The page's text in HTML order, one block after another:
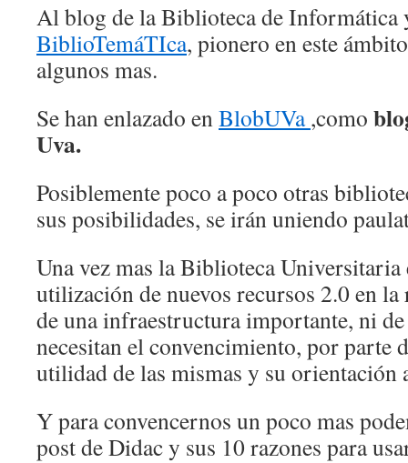
Al blog de la Biblioteca de Informática
BiblioTemáTIca, pionero en este
algunos mas.
Se han enlazado enBlobUVa,como
Uva.
Posiblemente poco a poco otras
sus posibilidades, se irán uniendo
Una vez mas la Biblioteca Universitaria
utilización de nuevos recursos 2.0 en
de una infraestructura importante, ni
necesitan el convencimiento, por parte
utilidad de las mismas y su orientación
Y para convencernos un poco mas
post de Didac y sus 10 razones para